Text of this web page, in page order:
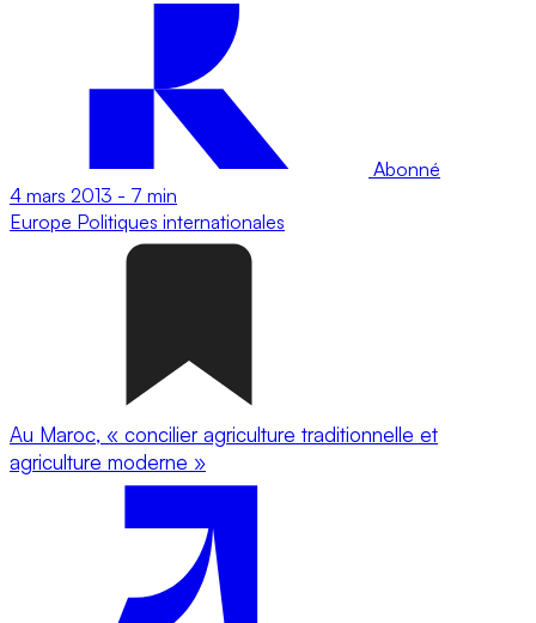
Abonné
4 mars 2013 - 7 min
Europe Politiques internationales
Au Maroc, « concilier agriculture traditionnelle et
agriculture moderne »